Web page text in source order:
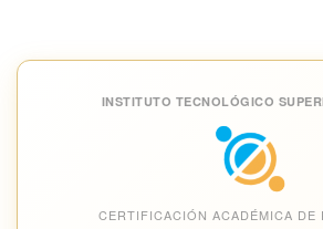
INSTITUTO TECNOLÓGICO
CERTIFICACIÓN ACADÉMICA DE